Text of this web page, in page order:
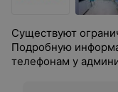
Существуют
Подробную
телефонам у